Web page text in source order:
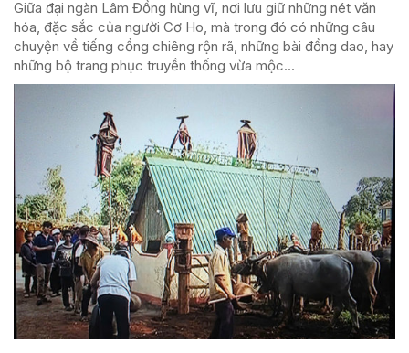
Giữa đại ngàn Lâm Đồng hùng vĩ, nơi lưu giữ những nét văn
hóa, đặc sắc của người Cơ Ho, mà trong đó có những câu
chuyện về tiếng cồng chiêng rộn rã, những bài đồng dao, hay
những bộ trang phục truyền thống vừa mộc...